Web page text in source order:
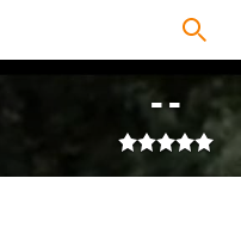
--